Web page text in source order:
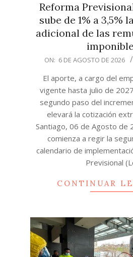
Reforma
sube de 1% a 3,5%
adicional de las
2026-ON: 6 DE AGOSTO DE 2026
El aporte, a cargo del
vigente hasta julio de
segundo paso del
elevará la cotización
Santiago, 06 de Agosto de
comienza a regir la
calendario de
Previsional
CONTINUAR